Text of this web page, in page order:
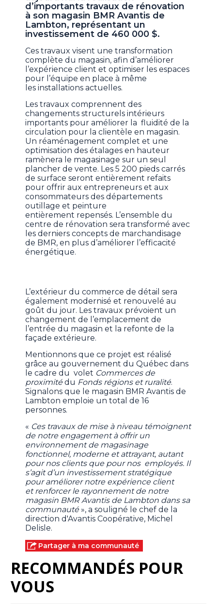
d’importants travaux de rénovation
à son magasin BMR Avantis de
Lambton, représentant un
investissement de 460 000 $.
Ces travaux visent une transformation
complète du magasin, afin d’améliorer
l’expérience client et optimiser les espaces
pour l’équipe en place à même
les installations actuelles.
Les travaux comprennent des
changements structurels intérieurs
importants pour améliorer la fluidité de la
circulation pour la clientèle en magasin.
Un réaménagement complet et une
optimisation des étalages en hauteur
ramènera le magasinage sur un seul
plancher de vente. Les 5 200 pieds carrés
de surface seront entièrement refaits
pour offrir aux entrepreneurs et aux
consommateurs des départements
outillage et peinture
entièrement repensés. L’ensemble du
centre de rénovation sera transformé avec
les derniers concepts de marchandisage
de BMR, en plus d’améliorer l’efficacité
énergétique.
L’extérieur du commerce de détail sera
également modernisé et renouvelé au
goût du jour. Les travaux prévoient un
changement de l’emplacement de
l’entrée du magasin et la refonte de la
façade extérieure.
Mentionnons que ce projet est réalisé
grâce au gouvernement du Québec dans
le cadre du volet Commerces de
proximitédu Fonds régions et ruralité.
Signalons que le magasin BMR Avantis de
Lambton emploie un total de 16
personnes.
« Ces travaux de mise à niveau témoignent
de notre engagement à offrir un
environnement de magasinage
fonctionnel, moderne et attrayant, autant
pour nos clients que pour nos employés. Il
s’agit d’un investissement stratégique
pour améliorer notre expérience client
et renforcer le rayonnement de notre
magasin BMR Avantis de Lambton dans sa
communauté», a souligné le chef de la
direction d'Avantis Coopérative, Michel
Delisle.
Partager à ma communauté
RECOMMANDÉS POUR
VOUS